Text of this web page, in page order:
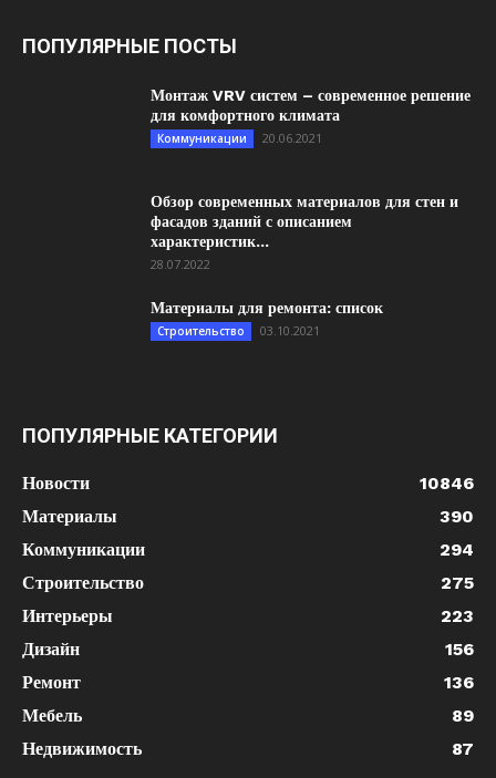
ПОПУЛЯРНЫЕ ПОСТЫ
Монтаж VRV систем – современное решение
для комфортного климата
Коммуникации 20.06.2021
Обзор современных материалов для стен и
фасадов зданий с описанием
характеристик...
28.07.2022
Материалы для ремонта: список
Строительство 03.10.2021
ПОПУЛЯРНЫЕ КАТЕГОРИИ
Новости
10846
Материалы
390
Коммуникации
294
Строительство
275
Интерьеры
223
Дизайн
156
Ремонт
136
Мебель
89
Недвижимость
87